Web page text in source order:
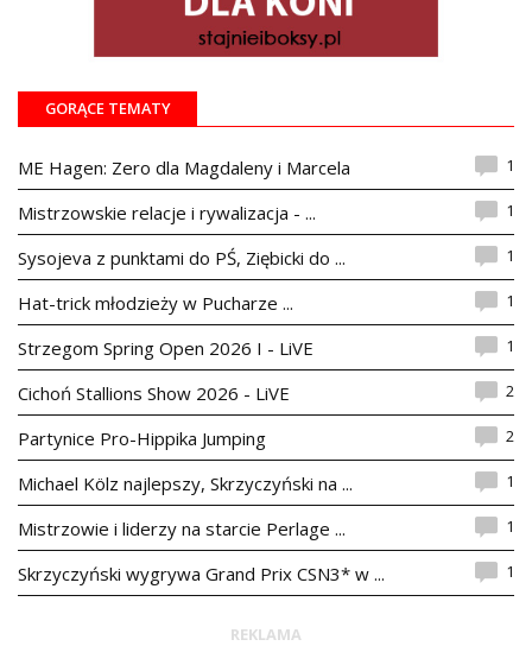
GORĄCE TEMATY
ME Hagen: Zero dla Magdaleny i Marcela 1
Mistrzowskie relacje i rywalizacja - ... 1
Sysojeva z punktami do PŚ, Ziębicki do ... 1
Hat-trick młodzieży w Pucharze ... 1
Strzegom Spring Open 2026 I - LiVE 1
Cichoń Stallions Show 2026 - LiVE 2
Partynice Pro-Hippika Jumping 2
Michael Kölz najlepszy, Skrzyczyński na ... 1
Mistrzowie i liderzy na starcie Perlage ... 1
Skrzyczyński wygrywa Grand Prix CSN3* w ... 1
REKLAMA